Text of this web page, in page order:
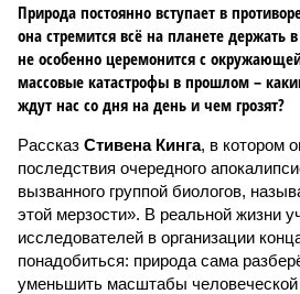
Природа постоянно вступает в
она стремится всё на планете держать
не особенно церемонится с
массовые катастрофы в прошлом –
ждут нас со дня на день и чем грозят?
Рассказ Стивена Кинга, в котором
последствия очередного
вызванного группой биологов,
этой мерзости». В реальной жизни
исследователей в организации
понадобиться: природа сама
уменьшить масштабы человеческой